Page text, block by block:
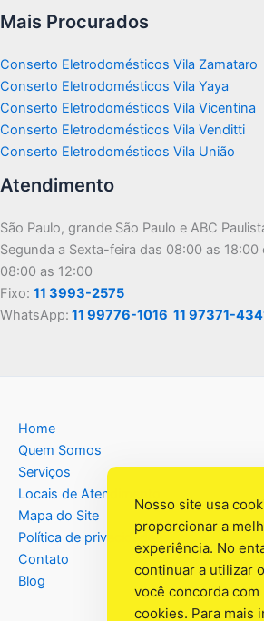
Mais Procurados
Conserto Eletrodomésticos Vila Zamataro
Conserto Eletrodomésticos Vila Yaya
Conserto Eletrodomésticos Vila Vicentina
Conserto Eletrodomésticos Vila Venditti
Conserto Eletrodomésticos Vila União
Atendimento
São Paulo, grande São Paulo e ABC
Segunda a Sexta-feira das 08:00 as 18:00
08:00 as 12:00
Fixo: 11 3993-2575
WhatsApp: 11 99776-1016 11 97371-
Home
Quem Somos
Serviços
Locais de Atendimento
Mapa do Site
Política de privacidade
Contato
Blog
Nosso site usa
proporcionar a
experiência. No
continuar a utilizar
você concorda com
cookies. Para mais